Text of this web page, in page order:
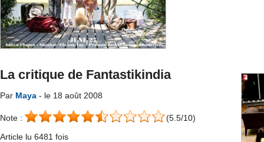
La critique de Fantastikindia
Par Maya - le 18 août 2008
Note :
(5.5/10)
Article lu 6481 fois